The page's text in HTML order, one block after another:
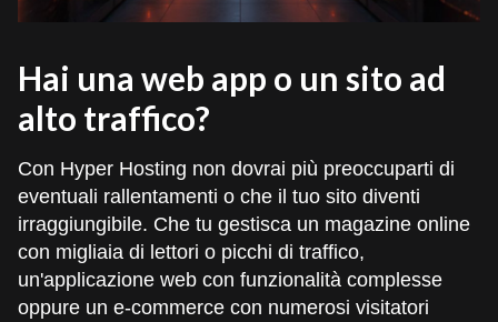
Hai una web app o un sito ad
alto traffico?
Con Hyper Hosting non dovrai più preoccuparti di
eventuali rallentamenti o che il tuo sito diventi
irraggiungibile. Che tu gestisca un magazine online
con migliaia di lettori o picchi di traffico,
un'applicazione web con funzionalità complesse
oppure un e-commerce con numerosi visitatori